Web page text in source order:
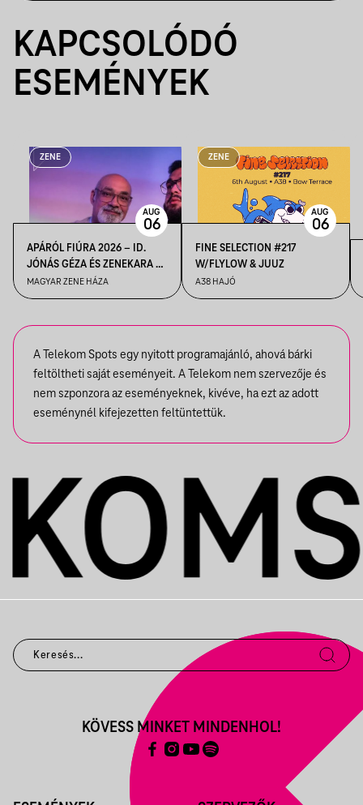
KAPCSOLÓDÓ
ESEMÉNYEK
ZENE
APÁRÓL FIÚRA 2026 – ID.
JÓNÁS GÉZA ÉS ZENEKARA &
IFJ. JÓNÁS GÉZA ÉS
ZENEKARA, VENDÉG: ROBY
MAGYAR ZENE HÁZA
AUG
06
ZENE
FINE SELECTION #217
W/FLYLOW & JUUZ
A38 HAJÓ
AUG
06
A Telekom Spots egy nyitott programajánló, ahová bárki
feltöltheti saját eseményeit. A Telekom nem szervezője és
nem szponzora az eseményeknek, kivéve, ha ezt az adott
eseménynél kifejezetten feltüntettük.
KÖVESS MINKET MINDENHOL!